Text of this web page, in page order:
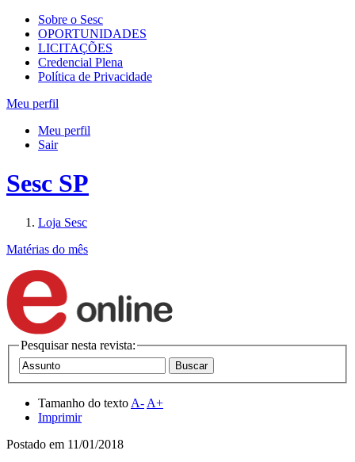
Sobre o Sesc
OPORTUNIDADES
LICITAÇÕES
Credencial Plena
Política de Privacidade
Meu perfil
Meu perfil
Sair
Sesc SP
Loja Sesc
Matérias do mês
Pesquisar nesta revista:
Tamanho do texto A- A+
Imprimir
Postado em 11/01/2018